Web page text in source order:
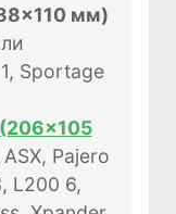
мм)
Sportage
Pajero
L200 6,